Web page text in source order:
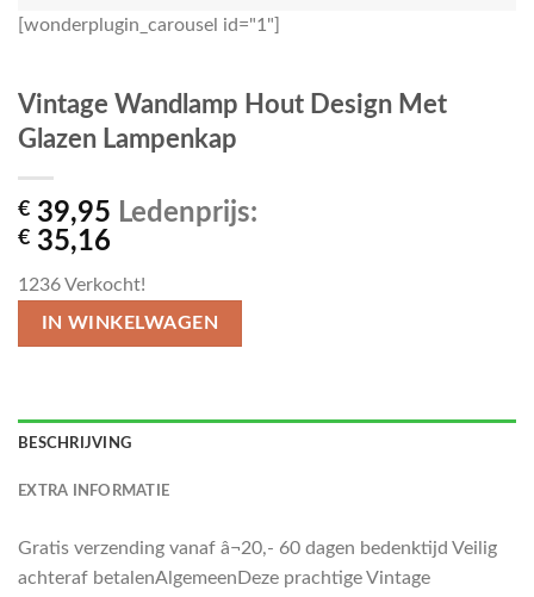
[wonderplugin_carousel id="1"]
Vintage Wandlamp Hout Design Met
Glazen Lampenkap
€ 39,95 Ledenprijs:
€ 35,16
1236Verkocht!
IN WINKELWAGEN
BESCHRIJVING
EXTRA INFORMATIE
Gratis verzending vanaf â¬20,- 60 dagen bedenktijd Veilig
achteraf betalenAlgemeenDeze prachtige Vintage